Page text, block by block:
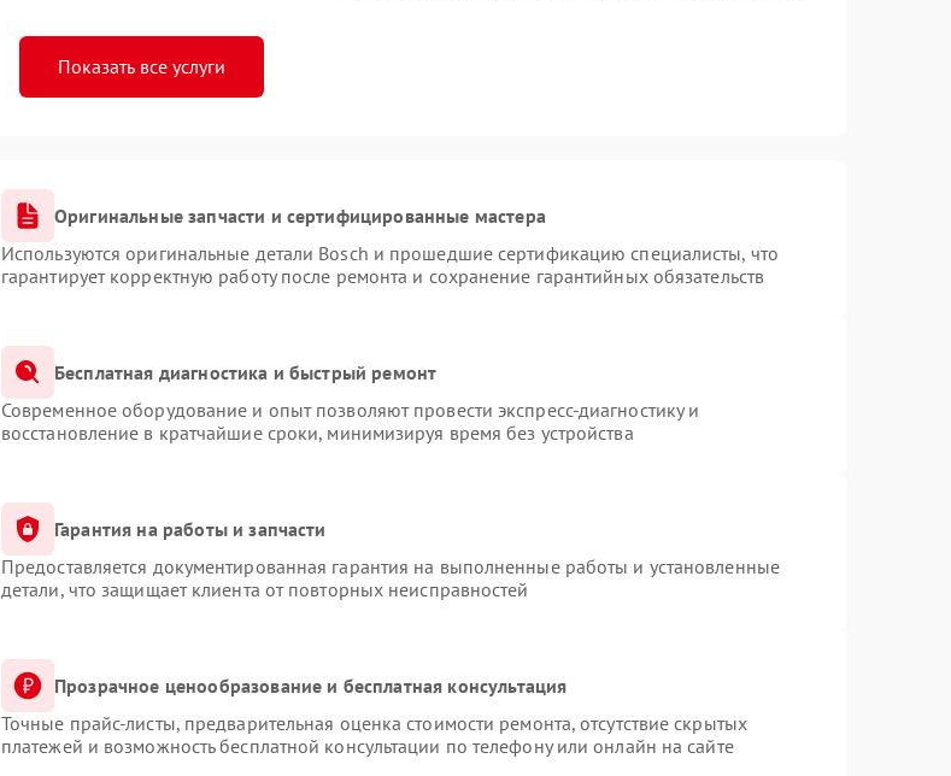
Показать все услуги
Оригинальные запчасти и сертифицированные мастера
Используются оригинальные детали Bosch и прошедшие сертификацию специалисты, что
гарантирует корректную работу после ремонта и сохранение гарантийных обязательств
Бесплатная диагностика и быстрый ремонт
Современное оборудование и опыт позволяют провести экспресс-диагностику и
восстановление в кратчайшие сроки, минимизируя время без устройства
Гарантия на работы и запчасти
Предоставляется документированная гарантия на выполненные работы и установленные
детали, что защищает клиента от повторных неисправностей
Прозрачное ценообразование и бесплатная консультация
Точные прайс-листы, предварительная оценка стоимости ремонта, отсутствие скрытых
платежей и возможность бесплатной консультации по телефону или онлайн на сайте